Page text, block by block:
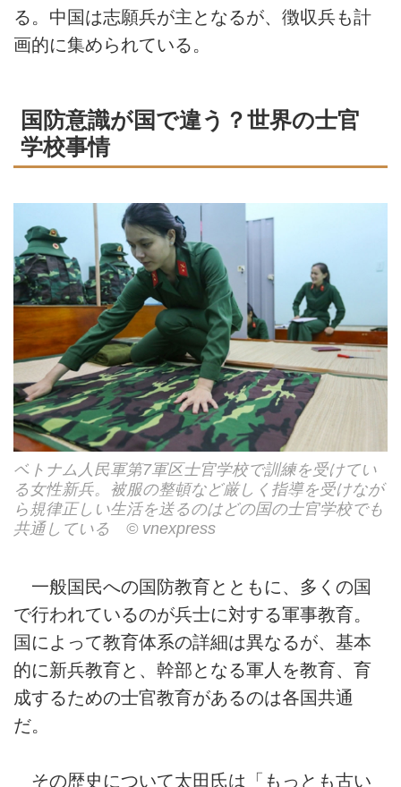
る。中国は志願兵が主となるが、徴収兵も計
画的に集められている。
国防意識が国で違う？世界の士官
学校事情
ベトナム人民軍第7軍区士官学校で訓練を受けてい
る女性新兵。被服の整頓など厳しく指導を受けなが
ら規律正しい生活を送るのはどの国の士官学校でも
共通している ©︎ vnexpress
一般国民への国防教育とともに、多くの国
で行われているのが兵士に対する軍事教育。
国によって教育体系の詳細は異なるが、基本
的に新兵教育と、幹部となる軍人を教育、育
成するための士官教育があるのは各国共通
だ。
その歴史について太田氏は「もっとも古い